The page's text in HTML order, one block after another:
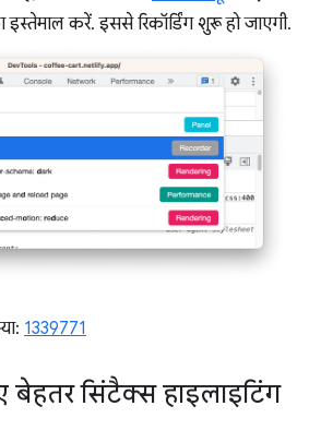
करें. इससे रिकॉर्डिंग शुरू हो जाएगी.
1339771
सिंटैक्स हाइलाइटिंग